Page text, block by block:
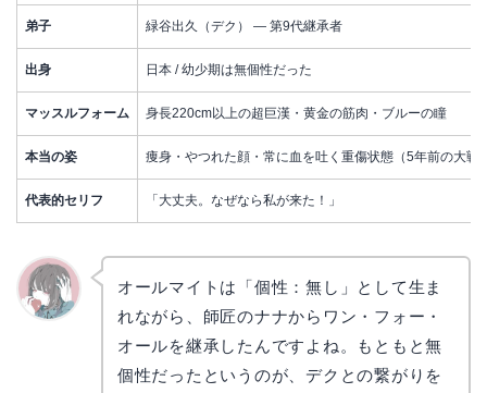
弟子 緑谷出久（デク） — 第9代継承者
出身 日本 / 幼少期は無個性だった
マッスルフォーム 身長220cm以上の超巨漢・黄金の筋肉・ブルーの瞳
本当の姿 痩身・やつれた顔・常に血を吐く重傷状態（5年前の大戦
代表的セリフ 「大丈夫。なぜなら私が来た！」
オールマイトは「個性：無し」として生ま
れながら、師匠のナナからワン・フォー・
オールを継承したんですよね。もともと無
個性だったというのが、デクとの繋がりを